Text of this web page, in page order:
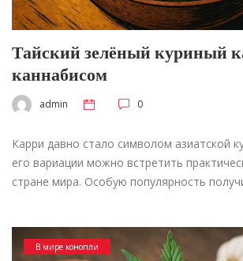
Тайский зелёный куриный
каннабисом
admin 0
Карри давно стало символом азиатской
его вариации можно встретить
стране мира. Особую популярность
В мире конопли